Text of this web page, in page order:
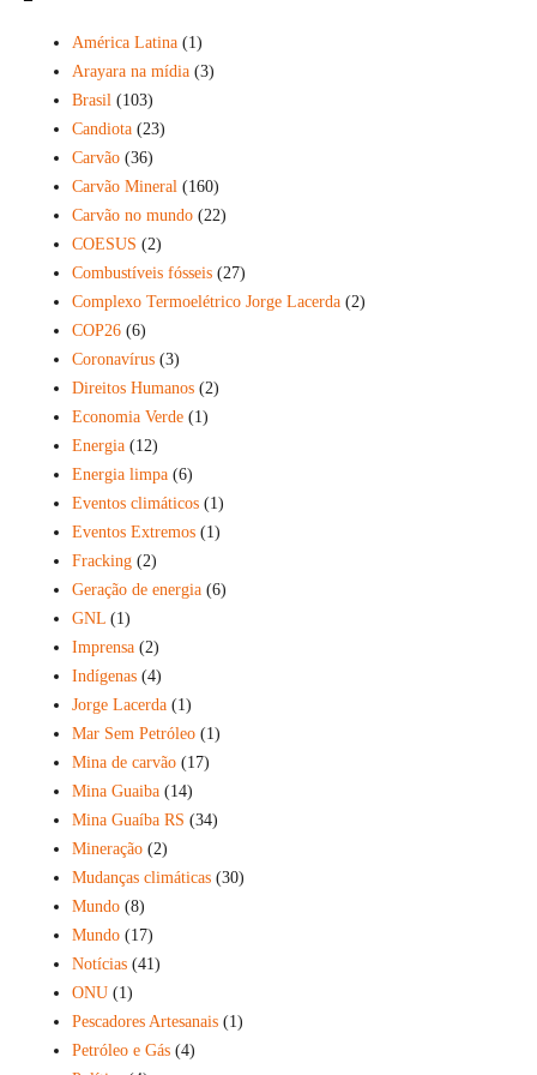
América Latina (1)
Arayara na mídia (3)
Brasil (103)
Candiota (23)
Carvão (36)
Carvão Mineral (160)
Carvão no mundo (22)
COESUS (2)
Combustíveis fósseis (27)
Complexo Termoelétrico Jorge Lacerda (2)
COP26 (6)
Coronavírus (3)
Direitos Humanos (2)
Economia Verde (1)
Energia (12)
Energia limpa (6)
Eventos climáticos (1)
Eventos Extremos (1)
Fracking (2)
Geração de energia (6)
GNL (1)
Imprensa (2)
Indígenas (4)
Jorge Lacerda (1)
Mar Sem Petróleo (1)
Mina de carvão (17)
Mina Guaiba (14)
Mina Guaíba RS (34)
Mineração (2)
Mudanças climáticas (30)
Mundo (8)
Mundo (17)
Notícias (41)
ONU (1)
Pescadores Artesanais (1)
Petróleo e Gás (4)